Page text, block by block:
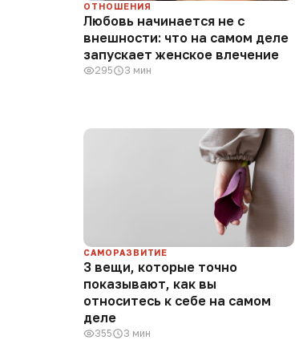
ОТНОШЕНИЯ
Любовь начинается не с
внешности: что на самом деле
запускает женское влечение
295 3 мин
САМОРАЗВИТИЕ
3 вещи, которые точно
показывают, как вы
относитесь к себе на самом
деле
355 3 мин